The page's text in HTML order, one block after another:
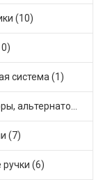
(10)
система (1)
Генераторы, альтернаторы и комплектующие (43)
(7)
(6)